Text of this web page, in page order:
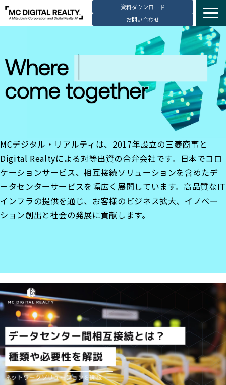
資料ダウンロード
お問い合わせ
選ばれる理由
導入事例
お知らせ
会社・採用情報
MCデジタル・リアルティは、2017年設立の三菱商事と
Digital Realtyによる対等出資の合弁会社です。日本でコロ
ケーションサービス、相互接続ソリューションを含めたデ
ータセンターサービスを幅広く展開しています。高品質なIT
インフラの提供を通じ、お客様のビジネス拡大、イノベー
ション創出と社会の発展に貢献します。